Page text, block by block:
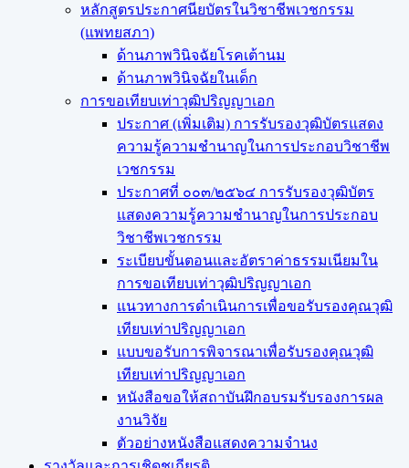
หลักสูตรประกาศนียบัตรในวิชาชีพเวชกรรม
(แพทยสภา)
ด้านภาพวินิจฉัยโรคเต้านม
ด้านภาพวินิจฉัยในเด็ก
การขอเทียบเท่า​วุฒิปริญญา​เอก
ประกาศ (เพิ่มเติม) การรับรองวุฒิบัตรแสดง
ความรู้ความชำนาญในการประกอบวิชาชีพ
เวชกรรม
ประกาศที่ ๐๐๓/๒๕๖๔ การรับรองวุฒิบัตร
แสดงความรู้ความชำนาญในการประกอบ
วิชาชีพเวชกรรม
ระเบียบขั้นตอนและอัตราค่าธรรมเนียมใน
การขอเทียบเท่าวุฒิปริญญาเอก
แนวทางการดำเนินการเพื่อขอรับรองคุณวุฒิ
เทียบเท่าปริญญาเอก
แบบขอรับการพิจารณาเพื่อรับรองคุณวุฒิ
เทียบเท่าปริญญาเอก
หนังสือขอให้สถาบันฝึกอบรมรับรองการผล
งานวิจัย
ตัวอย่างหนังสือแสดงความจำนง